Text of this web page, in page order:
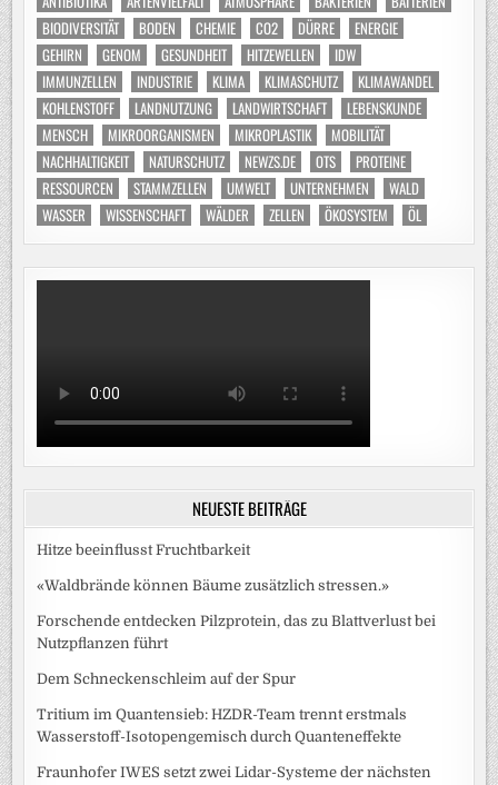
BIODIVERSITÄT
BODEN CHEMIE CO2 DÜRRE
ENERGIE
GEHIRN
GENOM GESUNDHEIT HITZEWELLEN
IDW
IMMUNZELLEN
INDUSTRIE KLIMA KLIMASCHUTZ
KLIMAWANDEL
KOHLENSTOFF
LANDNUTZUNG LANDWIRTSCHAFT
LEBENSKUNDE
MENSCH
MIKROORGANISMEN MIKROPLASTIK
MOBILITÄT
NACHHALTIGKEIT
NATURSCHUTZ NEWZS.DE OTS
PROTEINE
RESSOURCEN
STAMMZELLEN UMWELT UNTERNEHMEN
WALD
WASSER
WISSENSCHAFT WÄLDER ZELLEN ÖKOSYSTEM ÖL
NEUESTE BEITRÄGE
Hitze beeinflusst Fruchtbarkeit
«Waldbrände können Bäume zusätzlich stressen.»
Forschende entdecken Pilzprotein, das zu Blattverlust bei
Nutzpflanzen führt
Dem Schneckenschleim auf der Spur
Tritium im Quantensieb: HZDR-Team trennt erstmals
Wasserstoff-Isotopengemisch durch Quanteneffekte
Fraunhofer IWES setzt zwei Lidar-Systeme der nächsten